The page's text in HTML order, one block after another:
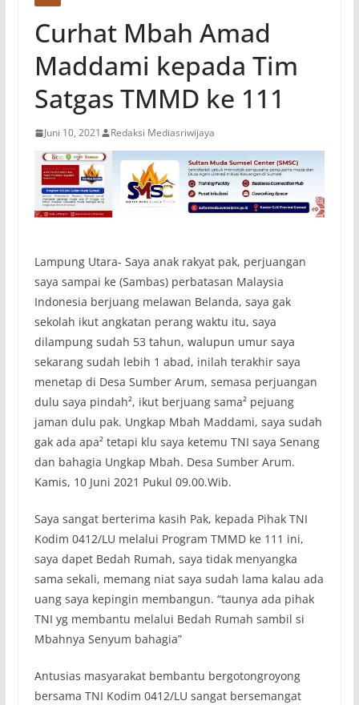
Curhat Mbah Amad
Maddami kepada Tim
Satgas TMMD ke 111
Juni 10, 2021 Redaksi Mediasriwijaya
Lampung Utara- Saya anak rakyat pak, perjuangan
saya sampai ke (Sambas) perbatasan Malaysia
Indonesia berjuang melawan Belanda, saya gak
sekolah ikut angkatan perang waktu itu, saya
dilampung sudah 53 tahun, walupun umur saya
sekarang sudah lebih 1 abad, inilah terakhir saya
menetap di Desa Sumber Arum, semasa perjuangan
dulu saya pindah², ikut berjuang sama² pejuang
jaman dulu pak. Ungkap Mbah Maddami, saya sudah
gak ada apa² tetapi klu saya ketemu TNI saya Senang
dan bahagia Ungkap Mbah. Desa Sumber Arum.
Kamis, 10 Juni 2021 Pukul 09.00.Wib.
Saya sangat berterima kasih Pak, kepada Pihak TNI
Kodim 0412/LU melalui Program TMMD ke 111 ini,
saya dapet Bedah Rumah, saya tidak menyangka
sama sekali, memang niat saya sudah lama kalau ada
uang saya kepingin membangun. “taunya ada pihak
TNI yg membantu melalui Bedah Rumah sambil si
Mbahnya Senyum bahagia”
Antusias masyarakat bembantu bergotongroyong
bersama TNI Kodim 0412/LU sangat bersemangat